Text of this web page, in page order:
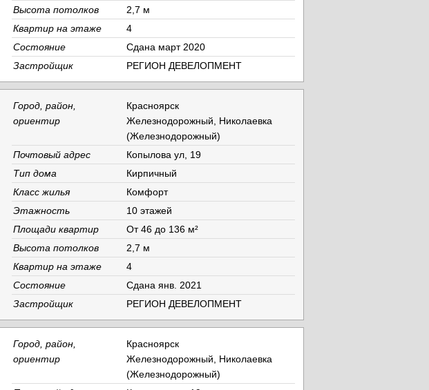
Высота потолков
2,7 м
Квартир на этаже
4
Состояние
Cдана март 2020
Застройщик
РЕГИОН ДЕВЕЛОПМЕНТ
Город, район,
ориентир
Красноярск
Железнодорожный, Николаевка
(Железнодорожный)
Почтовый адрес
Копылова ул, 19
Тип дома
Кирпичный
Класс жилья
Комфорт
Этажность
10 этажей
Площади квартир
От 46 до 136 м²
Высота потолков
2,7 м
Квартир на этаже
4
Состояние
Cдана янв. 2021
Застройщик
РЕГИОН ДЕВЕЛОПМЕНТ
Город, район,
ориентир
Красноярск
Железнодорожный, Николаевка
(Железнодорожный)